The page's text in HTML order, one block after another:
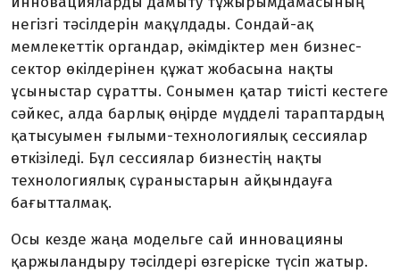
негізгі тәсілдерін мақұлдады. Сондай-ақ
мемлекеттік органдар, әкімдіктер мен бизнес-
сектор өкілдерінен құжат жобасына нақты
ұсыныстар сұратты. Сонымен қатар тиісті кестеге
сәйкес, алда барлық өңірде мүдделі тараптардың
қатысуымен ғылыми-технологиялық сессиялар
өткізіледі. Бұл сессиялар бизнестің нақты
технологиялық сұраныстарын айқындауға
бағытталмақ.
Осы кезде жаңа модельге сай инновацияны
қаржыландыру тәсілдері өзгеріске түсіп жатыр.